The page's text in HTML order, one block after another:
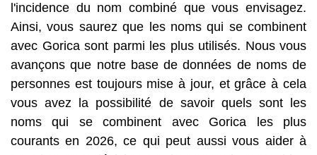
l'incidence du nom combiné que vous envisagez.
Ainsi, vous saurez que les noms qui se combinent
avec Gorica sont parmi les plus utilisés. Nous vous
avançons que notre base de données de noms de
personnes est toujours mise à jour, et grâce à cela
vous avez la possibilité de savoir quels sont les
noms qui se combinent avec Gorica les plus
courants en 2026, ce qui peut aussi vous aider à